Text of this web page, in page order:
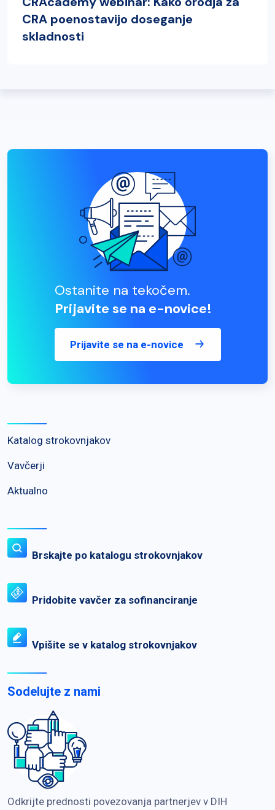
CRA poenostavijo doseganje
skladnosti
Ostanite na tekočem.
Prijavite se na e-novice!
Prijavite se na e-novice
Katalog strokovnjakov
Vavčerji
Aktualno
Brskajte po katalogu strokovnjakov
Pridobite vavčer za sofinanciranje
Vpišite se v katalog strokovnjakov
Sodelujte z nami
Odkrijte prednosti povezovanja partnerjev v DIH